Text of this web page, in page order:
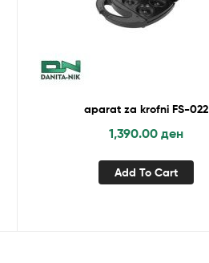
aparat za krofni FS-022
1,390.00ден
Add To Cart